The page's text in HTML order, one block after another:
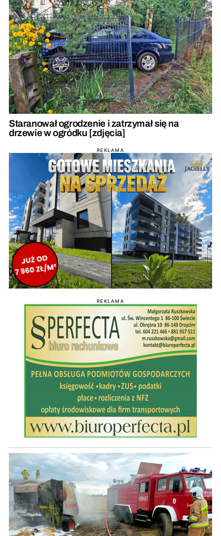
Staranował ogrodzenie i zatrzymał się na
drzewie w ogródku [zdjęcia]
REKLAMA
REKLAMA